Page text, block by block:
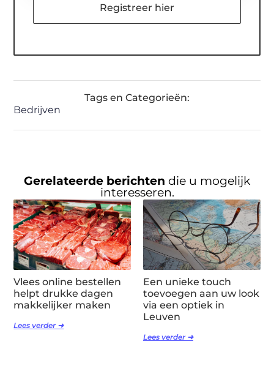
Registreer hier
Tags en Categorieën:
Bedrijven
Gerelateerde berichten die u mogelijk
interesseren.
Vlees online bestellen
helpt drukke dagen
makkelijker maken
Lees verder ➜
Een unieke touch
toevoegen aan uw look
via een optiek in
Leuven
Lees verder ➜